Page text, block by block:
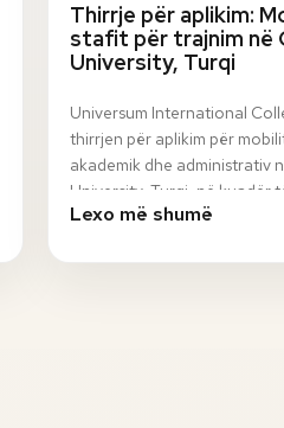
Thirrje për aplikim:
stafit për trajnim në
University, Turqi
Universum International
thirrjen për aplikim për
akademik dhe administrativ
University, Turqi, në kuadër
programi…
Lexo më shumë